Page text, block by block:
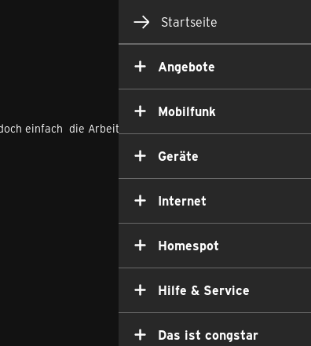
Startseite
Angebote
Mobilfunk
Geräte
Internet
Homespot
Hilfe & Service
Das ist congstar
einfach die Arbeit machen und sichere dir zusätzlich